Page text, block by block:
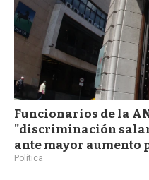
Funcionarios de la
"discriminación
ante mayor aumento
Política